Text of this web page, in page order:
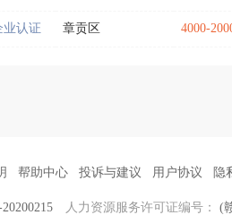
业认证 章贡区 4000-
帮助中心 投诉与建议 用户协议 隐
人力资源服务许可证编号： (